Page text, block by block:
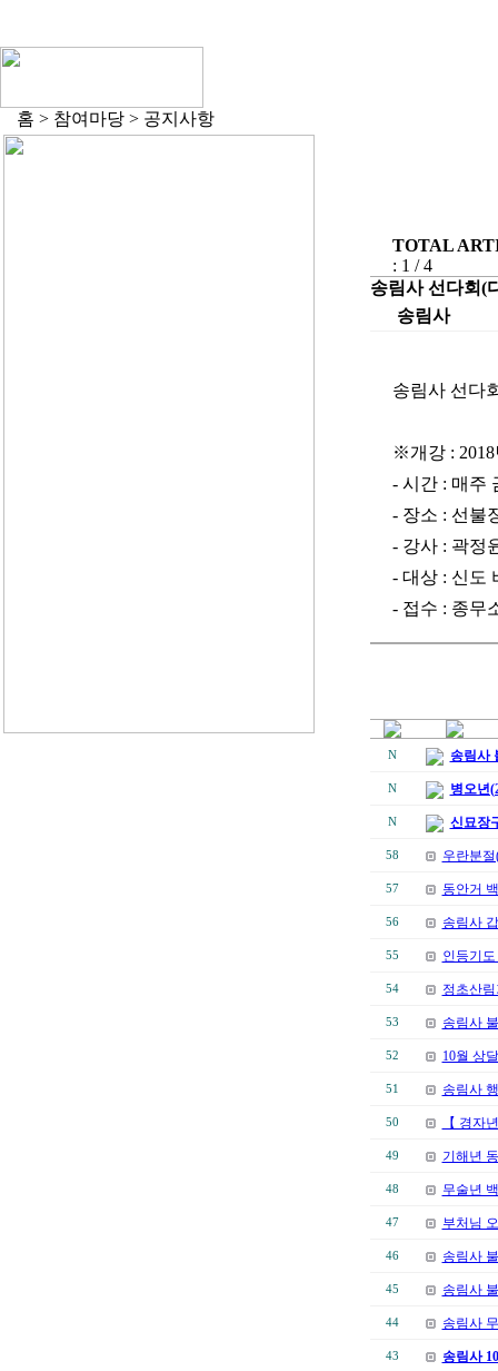
홈 > 참여마당 > 공지사항
TOTAL
: 1 / 4
송림사 선다회(
송림사
송림사 선다
※개강 : 2018
- 시간 : 매주
- 장소 : 선불
- 강사 : 곽정
- 대상 : 신도
- 접수 : 종무
N 송림사
N 병오년
N 신묘장
58 우란분
57 동안거
56 송림사
55 인등기
54 정초산
53 송림사
52 10월 상
51 송림사
50 【 경자
49 기해년
48 무술년
47 부처님
46 송림사
45 송림사
44 송림사
43 송림사